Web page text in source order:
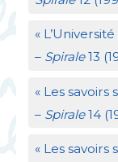
«
– Spirale13
« Les savoirs
– Spirale14
« Les savoirs